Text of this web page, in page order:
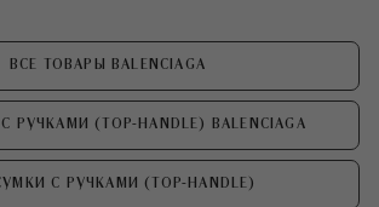
ВСЕ ТОВАРЫ BALENCIAGA
РУЧКАМИ (TOP-HANDLE) BALENCIAGA
С РУЧКАМИ (TOP-HANDLE)